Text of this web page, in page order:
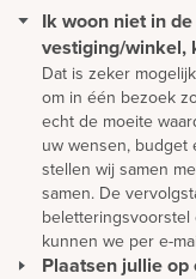
Ik woon niet in
vestiging/winkel,
Dat is zeker
om in één bezoek
echt de moeite
uw wensen,
stellen wij samen
samen. De
beletteringsvoorstel
kunnen we per e-
Plaatsen jullie